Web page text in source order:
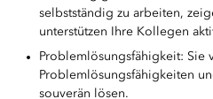
selbstständig zu arbeiten,
unterstützen Ihre Kollegen
Problemlösungsfähigkeit: Sie
Problemlösungsfähigkeiten
souverän lösen.